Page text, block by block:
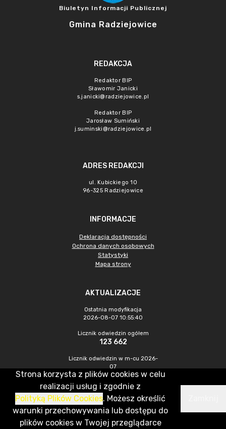
Biuletyn Informacji Publicznej
Gmina Radziejowice
REDAKCJA
Redaktor BIP
Sławomir Janicki
s.janicki@radziejowice.pl
Redaktor BIP
Jarosław Sumiński
j.suminski@radziejowice.pl
ADRES REDAKCJI
ul. Kubickiego 10
96-325 Radziejowice
INFORMACJE
Deklaracja dostępności
Ochrona danych osobowych
Statystyki
Mapa strony
AKTUALIZACJE
Ostatnia modyfikacja
2026-08-07 10:55:40
Licznik odwiedzin ogółem
123 662
Licznik odwiedzin w m-cu 2026-
07
322
CMS & Hosting: Nefeni Sp. z o.o.
Strona korzysta z plików cookies w celu
realizacji usług i zgodnie z
Polityką Plików Cookies. Możesz określić
warunki przechowywania lub dostępu do
plików cookies w Twojej przeglądarce